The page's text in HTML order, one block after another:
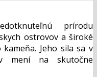
prírodu
ostrovov a široké
Jeho sila sa v
mení na skutočne